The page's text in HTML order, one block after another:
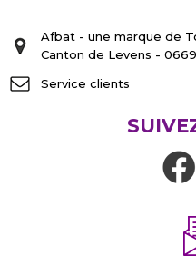
Afbat - une marque de
Canton de Levens -
Service clients